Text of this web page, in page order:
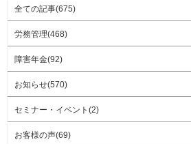
全ての記事(675)
労務管理(468)
障害年金(92)
お知らせ(570)
セミナー・イベント(2)
お客様の声(69)